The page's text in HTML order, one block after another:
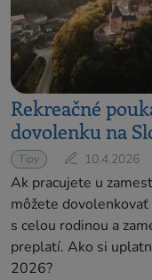
Rekreačné
dovolenku na
Tipy 10.4.2026
Ak pracujete u
môžete
s celou rodinou a
preplatí. Ako si
2026?